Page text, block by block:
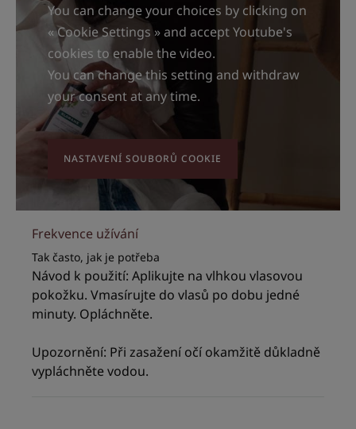
You can change your choices by clicking on
« Cookie Settings » and accept Youtube's
cookies to enable the video.
You can change this setting and withdraw
your consent at any time.
NASTAVENÍ SOUBORŮ COOKIE
Frekvence užívání
Tak často, jak je potřeba
Návod k použití: Aplikujte na vlhkou vlasovou
pokožku. Vmasírujte do vlasů po dobu jedné
minuty. Opláchněte.
Upozornění: Při zasažení očí okamžitě důkladně
vypláchněte vodou.